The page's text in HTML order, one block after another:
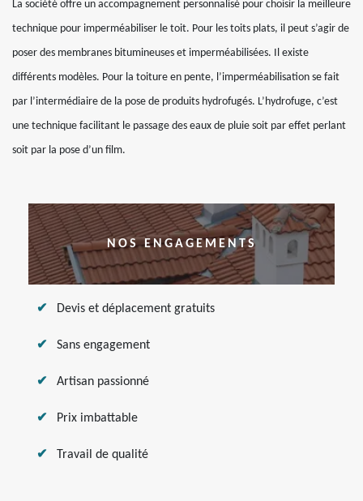
La société offre un accompagnement personnalisé pour choisir la meilleure
technique pour imperméabiliser le toit. Pour les toits plats, il peut s’agir de
poser des membranes bitumineuses et imperméabilisées. Il existe
différents modèles. Pour la toiture en pente, l’imperméabilisation se fait
par l’intermédiaire de la pose de produits hydrofugés. L’hydrofuge, c’est
une technique facilitant le passage des eaux de pluie soit par effet perlant
soit par la pose d’un film.
NOS ENGAGEMENTS
Devis et déplacement gratuits
Sans engagement
Artisan passionné
Prix imbattable
Travail de qualité